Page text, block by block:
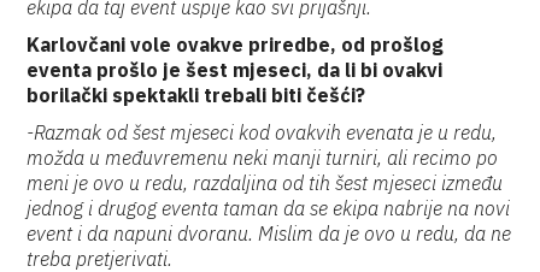
ekipa da taj event uspije kao svi prijašnji.
Karlovčani vole ovakve priredbe, od prošlog
eventa prošlo je šest mjeseci, da li bi ovakvi
borilački spektakli trebali biti češći?
-Razmak od šest mjeseci kod ovakvih evenata je u redu,
možda u međuvremenu neki manji turniri, ali recimo po
meni je ovo u redu, razdaljina od tih šest mjeseci između
jednog i drugog eventa taman da se ekipa nabrije na novi
event i da napuni dvoranu. Mislim da je ovo u redu, da ne
treba pretjerivati.